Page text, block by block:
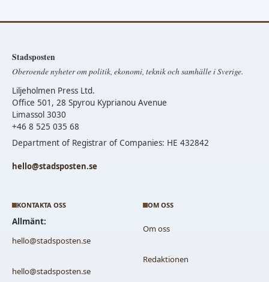
Stadsposten
Oberoende nyheter om politik, ekonomi, teknik och samhälle i Sverige.
Liljeholmen Press Ltd.
Office 501, 28 Spyrou Kyprianou Avenue
Limassol 3030
+46 8 525 035 68
Department of Registrar of Companies: HE 432842
hello@stadsposten.se
KONTAKTA OSS
Allmänt:
hello@stadsposten.se
hello@stadsposten.se
OM OSS
Om oss
Redaktionen